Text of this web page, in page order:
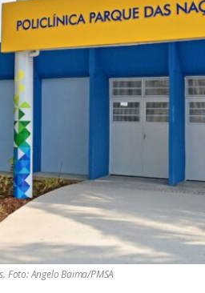
Foto: Angelo Baima/PMSA